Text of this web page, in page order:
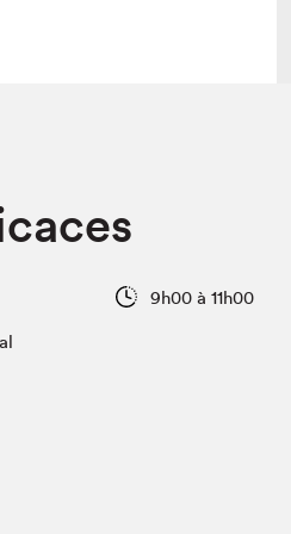
Programmation dans la ville
Vidéos et balados9h00 à 11h00